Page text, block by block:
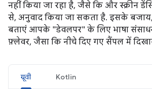
नहीं किया जा रहा है, जैसे कि और स्क्रीन
से, अनुवाद किया जा सकता है. इसके
बताएं आपके "डेवलपर" के लिए भाषा
फ़्लेवर, जैसा कि नीचे दिए गए सैंपल में
ग्रूवी Kotlin